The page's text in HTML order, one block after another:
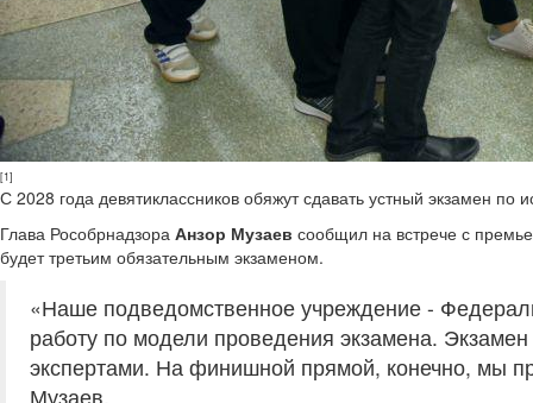
[1]
С 2028 года девятиклассников обяжут сдавать устный экзамен по
Глава Рособрнадзора Анзор Музаев сообщил на встрече с
будет третьим обязательным экзаменом.
«Наше подведомственное учреждение -
работу по модели проведения экзамена.
экспертами. На финишной прямой, конечно, мы
Музаев.